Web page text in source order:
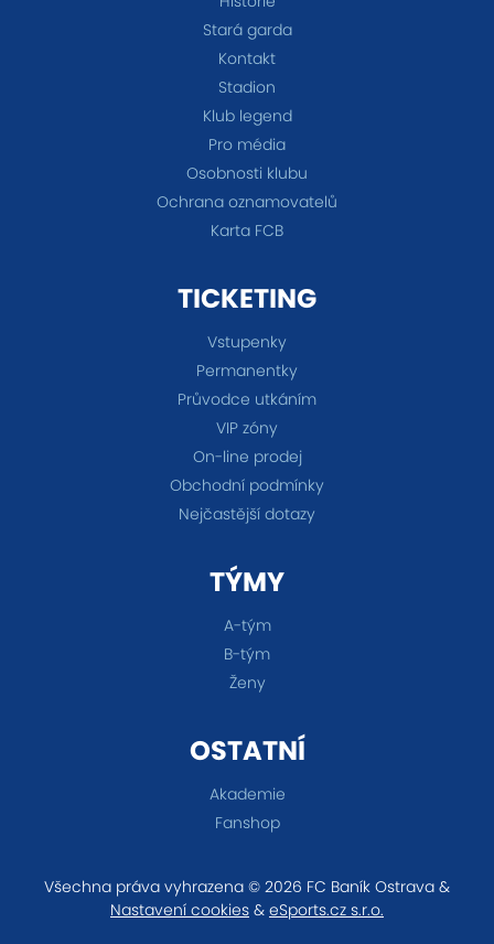
Stará garda
Kontakt
Stadion
Klub legend
Pro média
Osobnosti klubu
Ochrana oznamovatelů
Karta FCB
TICKETING
Vstupenky
Permanentky
Průvodce utkáním
VIP zóny
On-line prodej
Obchodní podmínky
Nejčastější dotazy
TÝMY
A-tým
B-tým
Ženy
OSTATNÍ
Akademie
Fanshop
Všechna práva vyhrazena © 2026 FC Baník Ostrava &
Nastavení cookies & eSports.cz s.r.o.